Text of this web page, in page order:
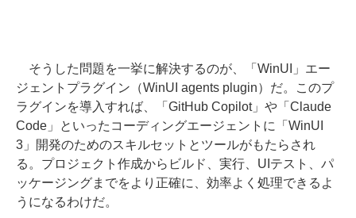
そうした問題を一挙に解決するのが、「WinUI」エー
ジェントプラグイン（WinUI agents plugin）だ。このプ
ラグインを導入すれば、「GitHub Copilot」や「Claude
Code」といったコーディングエージェントに「WinUI
3」開発のためのスキルセットとツールがもたらされ
る。プロジェクト作成からビルド、実行、UIテスト、パ
ッケージングまでをより正確に、効率よく処理できるよ
うになるわけだ。